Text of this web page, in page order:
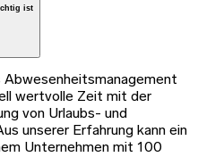
ist
wertvolle Zeit mit der
von Urlaubs- und
unserer Erfahrung kann ein
Unternehmen mit 100